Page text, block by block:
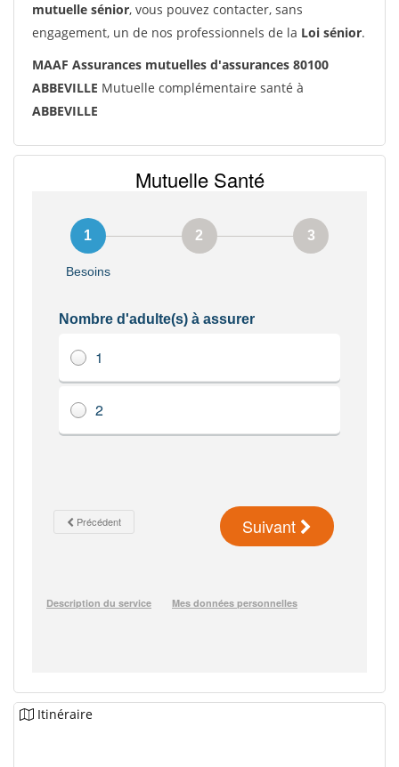
mutuelle sénior, vous pouvez contacter, sans
engagement, un de nos professionnels de la Loi sénior.
MAAF Assurances mutuelles d'assurances 80100
ABBEVILLE Mutuelle complémentaire santé à
ABBEVILLE
Itinéraire